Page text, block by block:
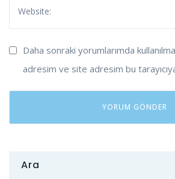
Daha sonraki yorumlarımda
adresim ve site adresim bu
Ara